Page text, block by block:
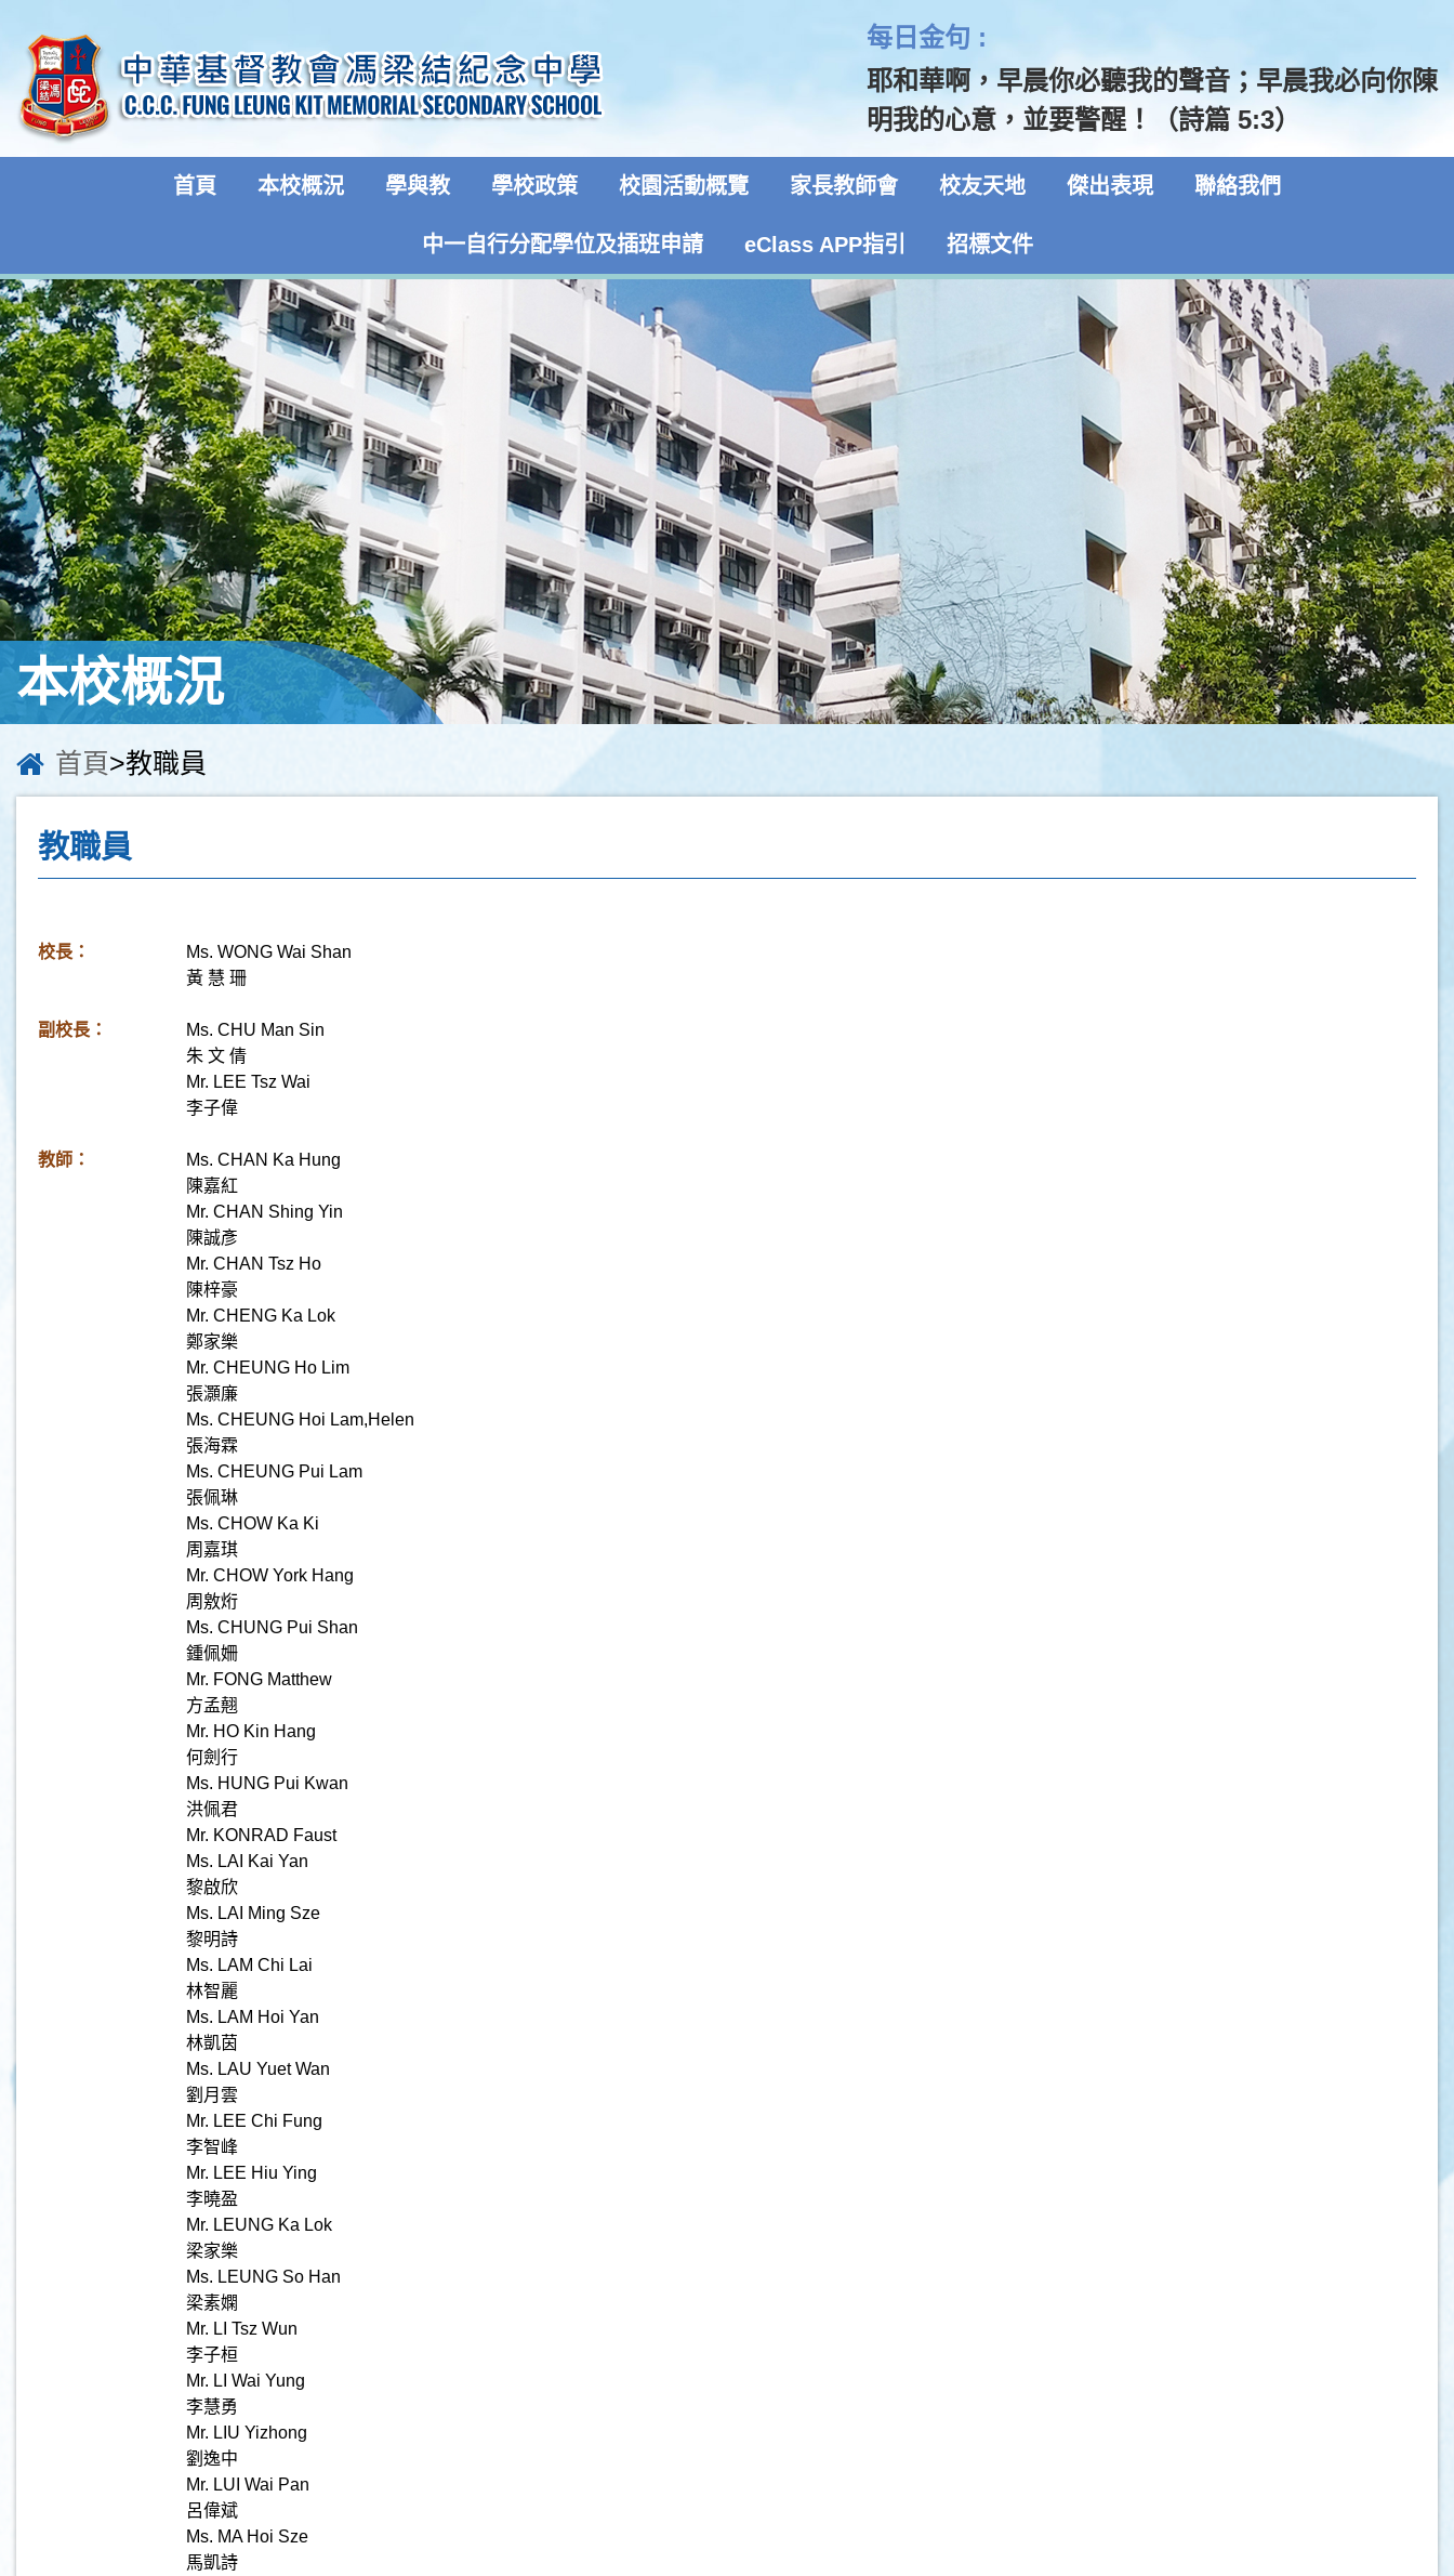
每日金句 :
耶和華啊，早晨你必聽我的聲音；早晨我必向你陳
明我的心意，並要警醒！（詩篇 5:3）
首頁 本校概況 學與教 學校政策 校園活動概覽 家長教師會 校友天地 傑出表現 聯絡我們
中一自行分配學位及插班申請 eClass APP指引 招標文件
本校概況
首頁>教職員
教職員
校長：
Ms. WONG Wai Shan
黃 慧 珊
副校長：
Ms. CHU Man Sin
朱 文 倩
Mr. LEE Tsz Wai
李子偉
教師：
Ms. CHAN Ka Hung
陳嘉紅
Mr. CHAN Shing Yin
陳誠彥
Mr. CHAN Tsz Ho
陳梓豪
Mr. CHENG Ka Lok
鄭家樂
Mr. CHEUNG Ho Lim
張灝廉
Ms. CHEUNG Hoi Lam,Helen
張海霖
Ms. CHEUNG Pui Lam
張佩琳
Ms. CHOW Ka Ki
周嘉琪
Mr. CHOW York Hang
周敫烆
Ms. CHUNG Pui Shan
鍾佩姍
Mr. FONG Matthew
方孟翹
Mr. HO Kin Hang
何劍行
Ms. HUNG Pui Kwan
洪佩君
Mr. KONRAD Faust
Ms. LAI Kai Yan
黎啟欣
Ms. LAI Ming Sze
黎明詩
Ms. LAM Chi Lai
林智麗
Ms. LAM Hoi Yan
林凱茵
Ms. LAU Yuet Wan
劉月雲
Mr. LEE Chi Fung
李智峰
Mr. LEE Hiu Ying
李曉盈
Mr. LEUNG Ka Lok
梁家樂
Ms. LEUNG So Han
梁素嫻
Mr. LI Tsz Wun
李子桓
Mr. LI Wai Yung
李慧勇
Mr. LIU Yizhong
劉逸中
Mr. LUI Wai Pan
呂偉斌
Ms. MA Hoi Sze
馬凱詩